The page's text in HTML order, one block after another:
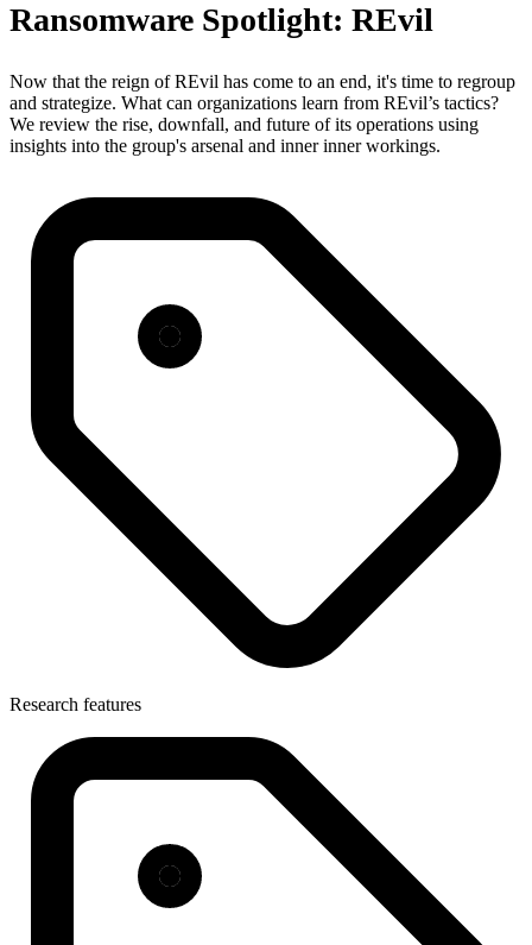
Ransomware Spotlight: REvil
Now that the reign of REvil has come to an end, it's time to regroup
and strategize. What can organizations learn from REvil’s tactics?
We review the rise, downfall, and future of its operations using
insights into the group's arsenal and inner inner workings.
Research features